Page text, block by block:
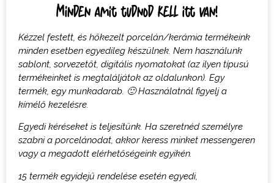
Minden amit tudnod kell itt van!
Kézzel festett, és hőkezelt porcelán/kerámia termékeink
minden esetben egyedileg készülnek. Nem használunk
sablont, sorvezetőt, digitális nyomatokat (az ilyen típusú
termékeinket is megtaláljátok az oldalunkon). Egy
termék, egy munkadarab. 🙂 Használatnál figyelj a
kímélő kezelésre.
Egyedi kéréseket is teljesítünk. Ha szeretnéd személyre
szabni a porcelánodat, akkor keress minket messengeren
vagy a megadott elérhetőségeink egyikén.
15 termék egyidejű rendelése esetén egyedi,